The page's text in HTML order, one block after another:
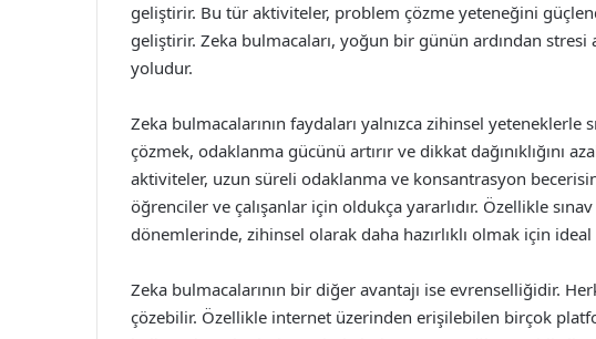
geliştirir. Bu tür aktiviteler, problem çözme yeteneğini
geliştirir. Zeka bulmacaları, yoğun bir günün ardından stresi
yoludur.
Zeka bulmacalarının faydaları yalnızca zihinsel yeteneklerle
çözmek, odaklanma gücünü artırır ve dikkat dağınıklığını
aktiviteler, uzun süreli odaklanma ve konsantrasyon
öğrenciler ve çalışanlar için oldukça yararlıdır. Özellikle
dönemlerinde, zihinsel olarak daha hazırlıklı olmak için
Zeka bulmacalarının bir diğer avantajı ise evrenselliğidir.
çözebilir. Özellikle internet üzerinden erişilebilen birçok